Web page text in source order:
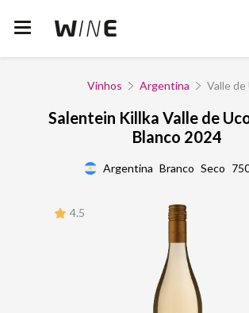
Vinhos Argentina Valle de
Salentein Killka Valle de
Blanco 2024
Argentina Branco Seco
4.5